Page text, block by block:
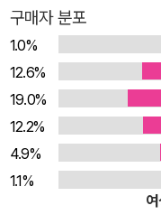
S 최고의 발명품을 만들
다” 마이크로소프트 전
리법 저자 나카지마 사
프트웨어․인터넷 컴퍼니
리가 매일 다루는 마우
른쪽 클릭, 드래그 앤 드
생각하지 못한 획기적인
‘윈도우95’와 ‘윈도우
구매자 분포
1.0%
12.6%
19.0%
12.2%
4.9%
1.1%